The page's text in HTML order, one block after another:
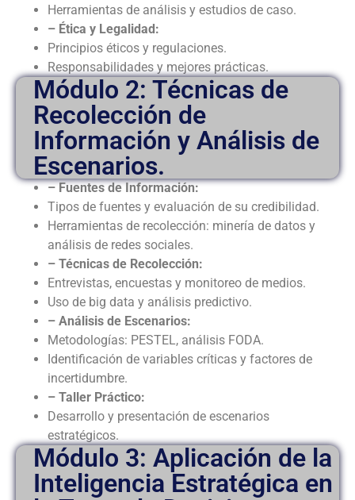
Herramientas de análisis y estudios de caso.
– Ética y Legalidad:
Principios éticos y regulaciones.
Responsabilidades y mejores prácticas.
Módulo 2: Técnicas de
Recolección de
Información y Análisis de
Escenarios.
– Fuentes de Información:
Tipos de fuentes y evaluación de su credibilidad.
Herramientas de recolección: minería de datos y
análisis de redes sociales.
– Técnicas de Recolección:
Entrevistas, encuestas y monitoreo de medios.
Uso de big data y análisis predictivo.
– Análisis de Escenarios:
Metodologías: PESTEL, análisis FODA.
Identificación de variables críticas y factores de
incertidumbre.
– Taller Práctico:
Desarrollo y presentación de escenarios
estratégicos.
Módulo 3: Aplicación de la
Inteligencia Estratégica en